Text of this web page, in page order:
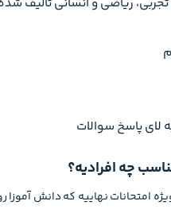
لای پاسخ سوالات
چه افرادیه؟